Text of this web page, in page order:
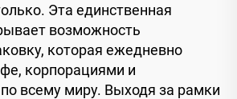
Эта единственная
возможность
которая ежедневно
корпорациями и
всему миру. Выходя за рамки